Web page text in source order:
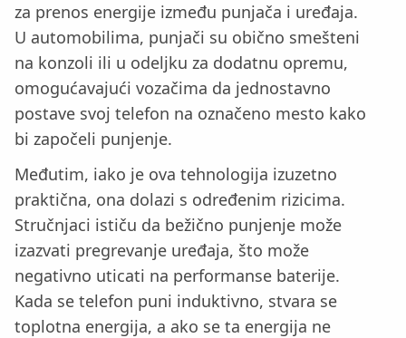
za prenos energije između punjača i uređaja.
U automobilima, punjači su obično smešteni
na konzoli ili u odeljku za dodatnu opremu,
omogućavajući vozačima da jednostavno
postave svoj telefon na označeno mesto kako
bi započeli punjenje.
Međutim, iako je ova tehnologija izuzetno
praktična, ona dolazi s određenim rizicima.
Stručnjaci ističu da bežično punjenje može
izazvati pregrevanje uređaja, što može
negativno uticati na performanse baterije.
Kada se telefon puni induktivno, stvara se
toplotna energija, a ako se ta energija ne